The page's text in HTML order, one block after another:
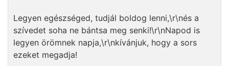
Legyen egészséged, tudjál boldog lenni,\r\nés a
szívedet soha ne bántsa meg senki!\r\nNapod is
legyen örömnek napja,\r\nkívánjuk, hogy a sors
ezeket megadja!